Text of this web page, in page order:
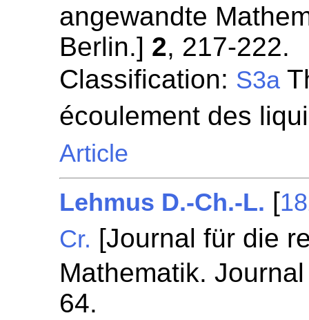
angewandte
Berlin.] 2, 217-222.
Classification: S3a
écoulement des
Article
Lehmus D.-Ch.-L. [
Cr. [Journal für die
Mathematik.
64.